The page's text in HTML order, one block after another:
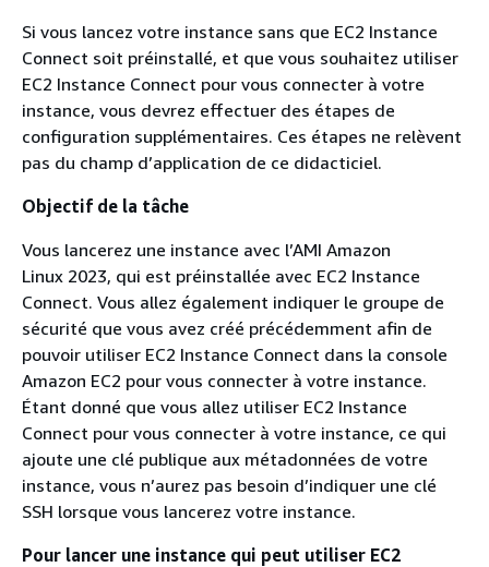
Si vous lancez votre instance sans que EC2 Instance
Connect soit préinstallé, et que vous souhaitez utiliser
EC2 Instance Connect pour vous connecter à votre
instance, vous devrez effectuer des étapes de
configuration supplémentaires. Ces étapes ne relèvent
pas du champ d’application de ce didacticiel.
Objectif de la tâche
Vous lancerez une instance avec l’AMI Amazon
Linux 2023, qui est préinstallée avec EC2 Instance
Connect. Vous allez également indiquer le groupe de
sécurité que vous avez créé précédemment afin de
pouvoir utiliser EC2 Instance Connect dans la console
Amazon EC2 pour vous connecter à votre instance.
Étant donné que vous allez utiliser EC2 Instance
Connect pour vous connecter à votre instance, ce qui
ajoute une clé publique aux métadonnées de votre
instance, vous n’aurez pas besoin d’indiquer une clé
SSH lorsque vous lancerez votre instance.
Pour lancer une instance qui peut utiliser EC2